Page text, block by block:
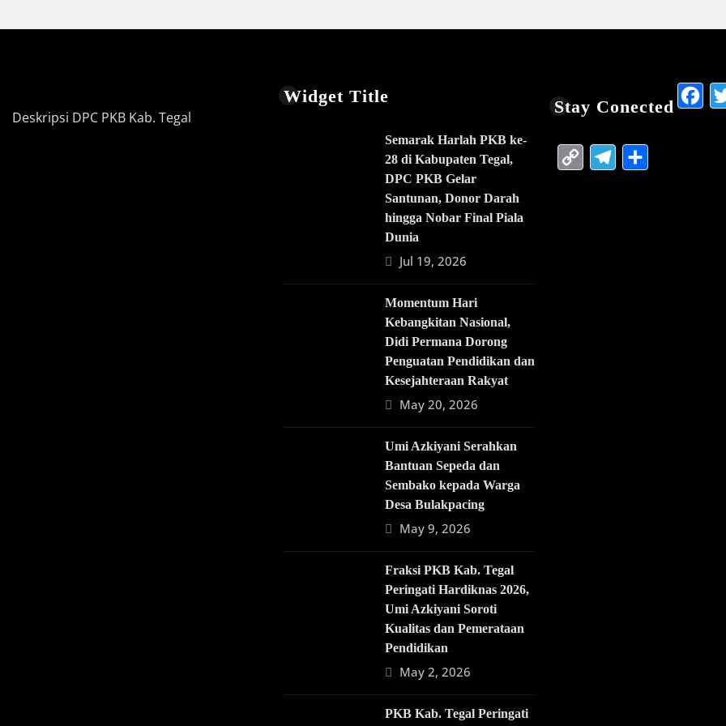
Deskripsi DPC PKB Kab. Tegal
Widget Title
Semarak Harlah PKB ke-
28 di Kabupaten Tegal,
DPC PKB Gelar
Santunan, Donor Darah
hingga Nobar Final Piala
Dunia
Jul 19, 2026
Momentum Hari
Kebangkitan Nasional,
Didi Permana Dorong
Penguatan Pendidikan dan
Kesejahteraan Rakyat
May 20, 2026
Umi Azkiyani Serahkan
Bantuan Sepeda dan
Sembako kepada Warga
Desa Bulakpacing
May 9, 2026
Fraksi PKB Kab. Tegal
Peringati Hardiknas 2026,
Umi Azkiyani Soroti
Kualitas dan Pemerataan
Pendidikan
May 2, 2026
PKB Kab. Tegal Peringati
Stay Conected
CopyTelegram